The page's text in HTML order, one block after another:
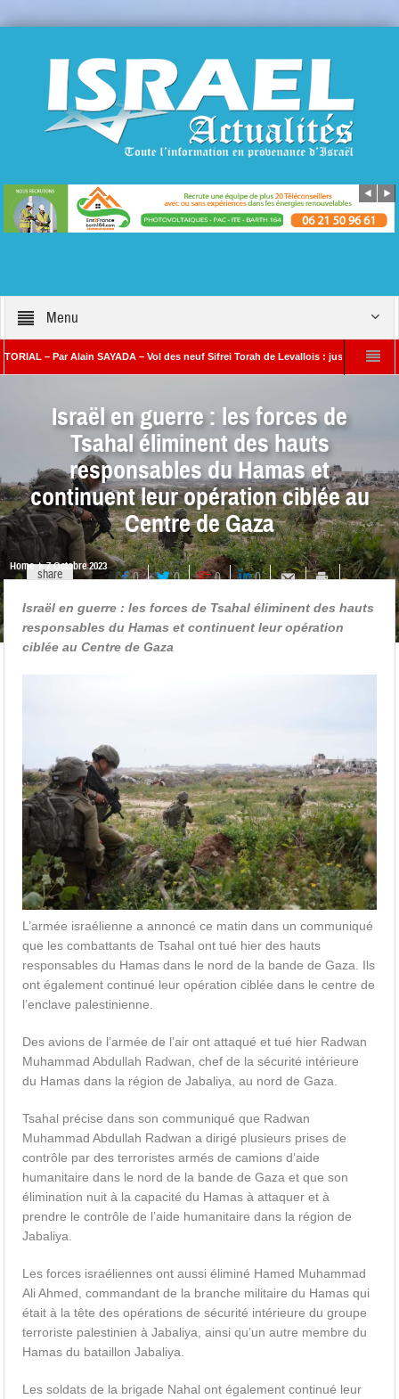
Menu
Par Alain SAYADA – Vol des neuf Sifrei Torah de Levallois : jusqu’à quand le
Israël en guerre : les forces de
Tsahal éliminent des hauts
responsables du Hamas et
continuent leur opération ciblée au
Centre de Gaza
share 0 0 0 0
Home 7 Octobre 2023
Israël en guerre : les forces de Tsahal éliminent des hauts
responsables du Hamas et continuent leur opération
ciblée au Centre de Gaza
L’armée israélienne a annoncé ce matin dans un communiqué
que les combattants de Tsahal ont tué hier des hauts
responsables du Hamas dans le nord de la bande de Gaza. Ils
ont également continué leur opération ciblée dans le centre de
l’enclave palestinienne.
Des avions de l’armée de l’air ont attaqué et tué hier Radwan
Muhammad Abdullah Radwan, chef de la sécurité intérieure
du Hamas dans la région de Jabaliya, au nord de Gaza.
Tsahal précise dans son communiqué que Radwan
Muhammad Abdullah Radwan a dirigé plusieurs prises de
contrôle par des terroristes armés de camions d’aide
humanitaire dans le nord de la bande de Gaza et que son
élimination nuit à la capacité du Hamas à attaquer et à
prendre le contrôle de l’aide humanitaire dans la région de
Jabaliya.
Les forces israéliennes ont aussi éliminé Hamed Muhammad
Ali Ahmed, commandant de la branche militaire du Hamas qui
était à la tête des opérations de sécurité intérieure du groupe
terroriste palestinien à Jabaliya, ainsi qu’un autre membre du
Hamas du bataillon Jabaliya.
Les soldats de la brigade Nahal ont également continué leur